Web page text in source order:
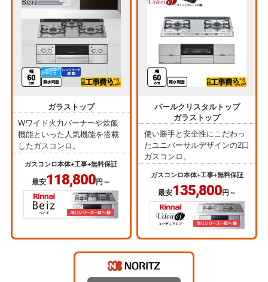
ガラストップ
Wワイド火力バーナーや炊飯
機能といった人気機能を搭載
したガスコンロ。
ガスコンロ本体+工事+無料保証
最安118,800円～
パールクリスタルトップ
ガラストップ
使い勝手と安全性にこだわっ
たユニバーサルデザインの2口
ガスコンロ。
ガスコンロ本体+工事+無料保証
最安135,800円～